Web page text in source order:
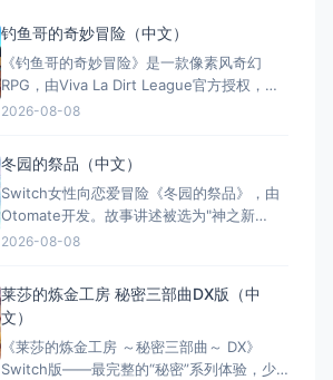
钓鱼哥的奇妙冒险（中文）
《钓鱼哥的奇妙冒险》是一款像素风奇幻
RPG，由Viva La Dirt League官方授权，将
钓鱼与战斗深度结合。玩家扮演只会钓鱼的
级、幽默叙事及钓鱼图鉴收集。全区中文支
持，Switch版同步发售。
2026-08-08
冬园的祭品（中文）
Switch女性向恋爱冒险《冬园的祭品》，由
Otomate开发。故事讲述被选为"神之新
娘"的少女莱蒂西亚，在冰雪封冻的奇幻世界
验，精美手绘画风与豪华声优阵容，30小时
沉浸式剧情。繁体中文版登陆Switch。
2026-08-08
莱莎的炼金工房 秘密三部曲DX版（中
文）
《莱莎的炼金工房 ～秘密三部曲～ DX》
Switch版——最完整的“秘密”系列体验，少